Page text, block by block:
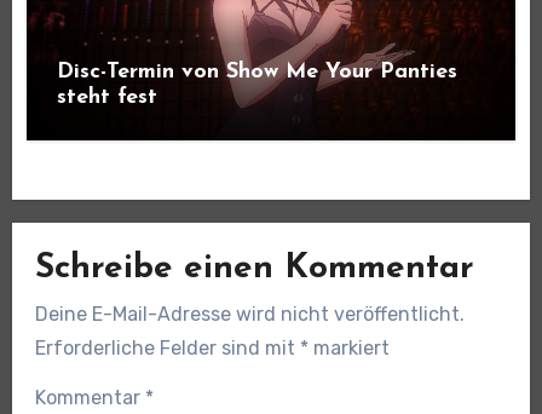
Disc-Termin von Show Me Your Panties
steht fest
Schreibe einen Kommentar
Deine E-Mail-Adresse wird nicht veröffentlicht.
Erforderliche Felder sind mit * markiert
Kommentar *